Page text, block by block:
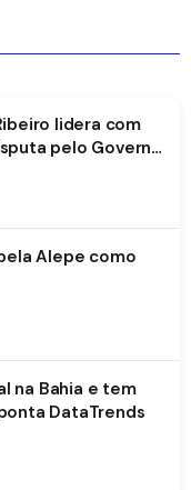
lidera com
pelo Governo
Alepe como
na Bahia e tem
DataTrends